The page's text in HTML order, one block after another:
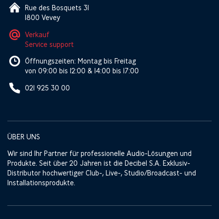
Rue des Bosquets 31
1800 Vevey
Verkauf
Service support
Öffnungszeiten: Montag bis Freitag
von 09:00 bis 12:00 & 14:00 bis 17:00
021 925 30 00
ÜBER UNS
Wir sind Ihr Partner für professionelle Audio-Lösungen und
Produkte. Seit über 20 Jahren ist die Decibel S.A. Exklusiv-
Distributor hochwertiger Club-, Live-, Studio/Broadcast- und
Installationsprodukte.